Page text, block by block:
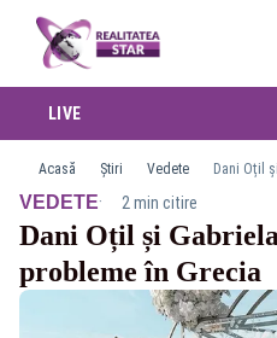
LIVE
Acasă Știri Vedete Dani Oțil
VEDETE· 2 min citire
Dani Oțil și
probleme în Grecia